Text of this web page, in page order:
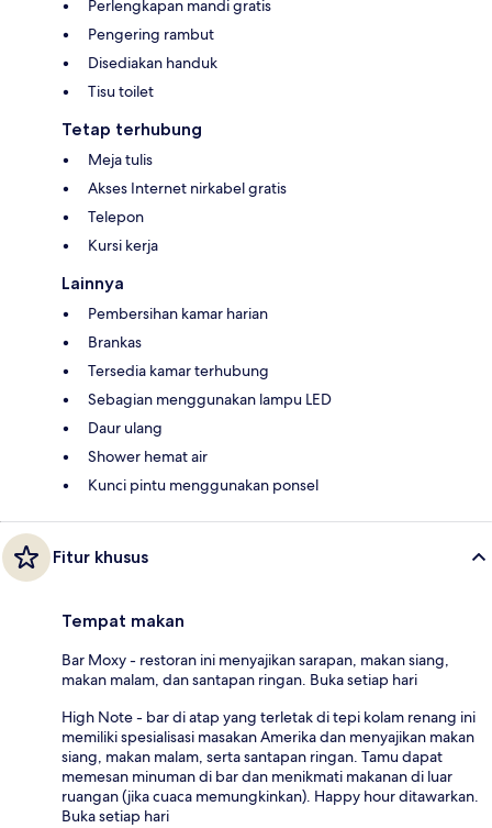
Perlengkapan mandi gratis
Pengering rambut
Disediakan handuk
Tisu toilet
Tetap terhubung
Meja tulis
Akses Internet nirkabel gratis
Telepon
Kursi kerja
Lainnya
Pembersihan kamar harian
Brankas
Tersedia kamar terhubung
Sebagian menggunakan lampu LED
Daur ulang
Shower hemat air
Kunci pintu menggunakan ponsel
Fitur khusus
Tempat makan
Bar Moxy - restoran ini menyajikan sarapan, makan siang,
makan malam, dan santapan ringan. Buka setiap hari
High Note - bar di atap yang terletak di tepi kolam renang ini
memiliki spesialisasi masakan Amerika dan menyajikan makan
siang, makan malam, serta santapan ringan. Tamu dapat
memesan minuman di bar dan menikmati makanan di luar
ruangan (jika cuaca memungkinkan). Happy hour ditawarkan.
Buka setiap hari